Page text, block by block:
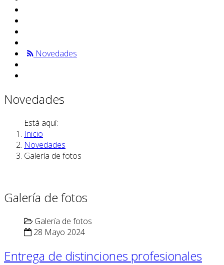
Novedades
Novedades
Está aquí:
Inicio
Novedades
Galería de fotos
Galería de fotos
Galería de fotos
28 Mayo 2024
Entrega de distinciones profesionales